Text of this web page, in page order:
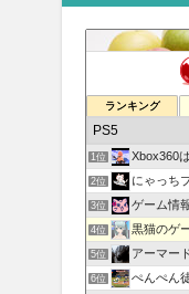
ランキング
1位 Xbox360
2位 にゃっち
3位 ゲーム情
4位 黒猫のゲ
5位 アーマー
6位 ぺんぺん